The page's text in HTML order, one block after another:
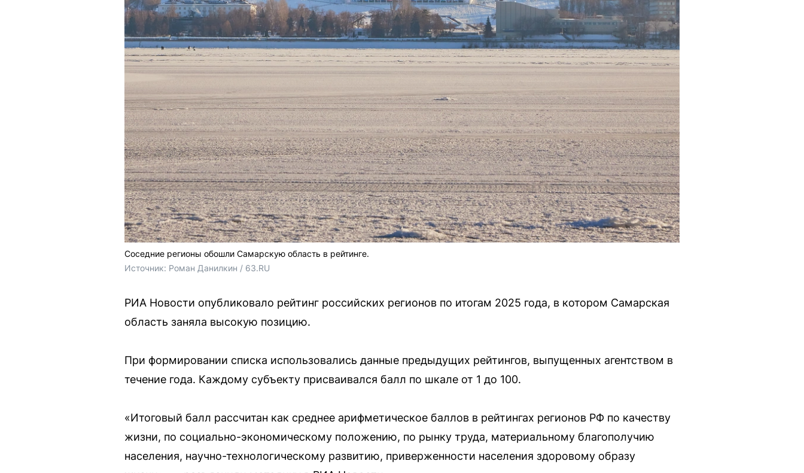
Соседние регионы обошли Самарскую область в рейтинге.
Источник: Роман Данилкин / 63.RU
РИА Новости опубликовало рейтинг российских регионов по итогам 2025 года, в котором Самарская
область заняла высокую позицию.
При формировании списка использовались данные предыдущих рейтингов, выпущенных агентством в
течение года. Каждому субъекту присваивался балл по шкале от 1 до 100.
«Итоговый балл рассчитан как среднее арифметическое баллов в рейтингах регионов РФ по качеству
жизни, по социально-экономическому положению, по рынку труда, материальному благополучию
населения, научно-технологическому развитию, приверженности населения здоровому образу